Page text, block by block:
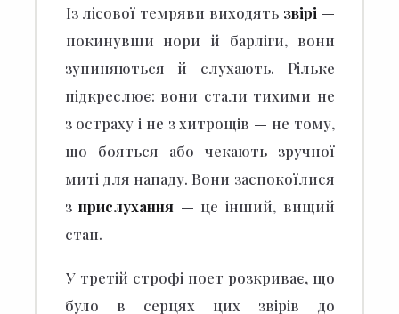
Із лісової темряви виходять звірі —
покинувши нори й барліги, вони
зупиняються й слухають. Рільке
підкреслює: вони стали тихими не
з остраху і не з хитрощів — не тому,
що бояться або чекають зручної
миті для нападу. Вони заспокоїлися
зприслухання — це інший, вищий
стан.
У третій строфі поет розкриває, що
було в серцях цих звірів до